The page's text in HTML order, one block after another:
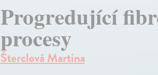
Progredující
procesy
Šterclová Martina